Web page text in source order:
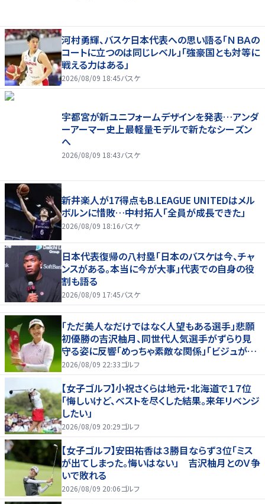
河村勇輝、バスケ日本代表への思い語る「ＮＢＡの
コートに立つのは同じレベル」「強豪国とも対等に
戦える力はある」
2026/08/09 18:45バスケ
宇都宮が新ユニフォームデザインを発表…アンダ
ーアーマー史上最軽量モデルで新たなシーズン
へ
2026/08/09 18:43バスケ
新井楽人が17得点もB.LEAGUE UNITEDはメル
ボルンに惜敗…中村拓人「全員が成長できた」
2026/08/09 18:16バスケ
日本代表復帰の八村塁「日本のバスケは今、チャ
ンスがある。本当に今が大事」代表での自身の役
割も語る
2026/08/09 17:45バスケ
「ただ美人なだけではなく人望もある選手」悲願
初優勝の吉沢柚月、同世代人気選手がずらり見
守る姿に反響「めっちゃ素敵な関係」「ビジュが良
すぎてびっくり」
2026/08/09 22:33ゴルフ
【女子ゴルフ】小祝さくらは地元・北海道で１７位
「悔しいけど、ベストを尽くした結果。来年リベンジ
したい」
2026/08/09 20:29ゴルフ
【女子ゴルフ】安田祐香は３勝目ならず３位「ミス
が出てしまった。悔いはない」 吉沢柚月とのＶ争
いで敗れる
2026/08/09 20:06ゴルフ